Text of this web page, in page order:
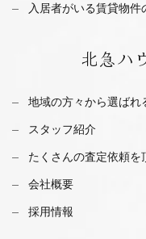
入居者がいる賃貸物件
北急ハ
地域の方々から選ばれ
スタッフ紹介
たくさんの査定依頼を
会社概要
採用情報